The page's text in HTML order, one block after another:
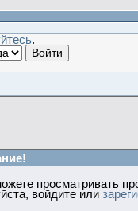
.
просматривать
войдите или